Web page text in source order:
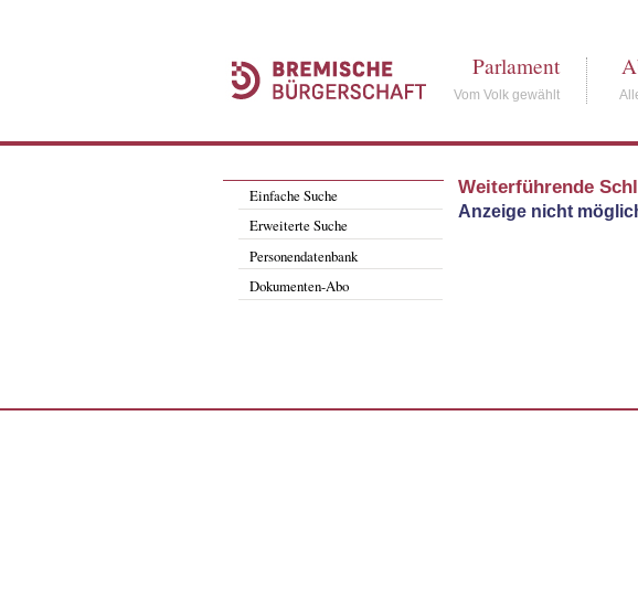
Parlament
Vom Volk gewählt
Einfache Suche
Erweiterte Suche
Personendatenbank
Dokumenten-Abo
Weiterführende
Anzeige nicht